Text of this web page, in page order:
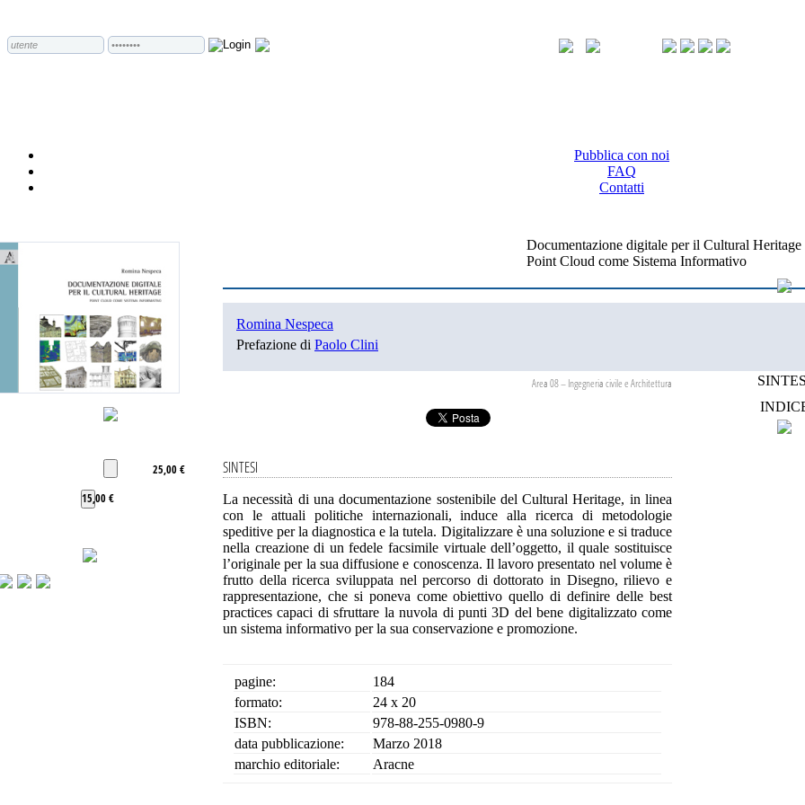
Pubblica con noi
FAQ
Contatti
Documentazione digitale per il Cultural Heritage
Point Cloud come Sistema Informativo
25,00 €
15,00 €
Romina Nespeca
Prefazione di Paolo Clini
Area 08 – Ingegneria civile e Architettura
SINTESI
La necessità di una documentazione sostenibile del Cultural Heritage, in linea
con le attuali politiche internazionali, induce alla ricerca di metodologie
speditive per la diagnostica e la tutela. Digitalizzare è una soluzione e si traduce
nella creazione di un fedele facsimile virtuale dell’oggetto, il quale sostituisce
l’originale per la sua diffusione e conoscenza. Il lavoro presentato nel volume è
frutto della ricerca sviluppata nel percorso di dottorato in Disegno, rilievo e
rappresentazione, che si poneva come obiettivo quello di definire delle best
practices capaci di sfruttare la nuvola di punti 3D del bene digitalizzato come
un sistema informativo per la sua conservazione e promozione.
pagine:
184
formato:
24 x 20
ISBN:
978-88-255-0980-9
data pubblicazione:
Marzo 2018
marchio editoriale:
Aracne